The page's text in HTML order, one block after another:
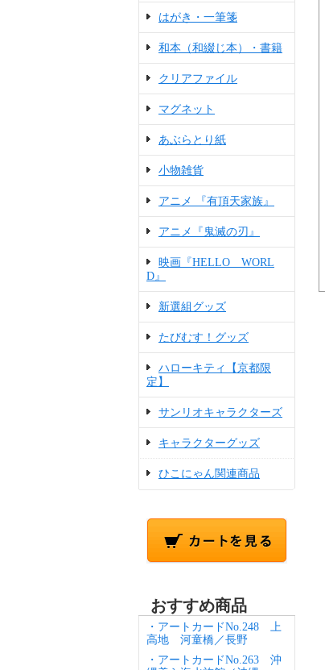
はがき・一筆箋
和本（和綴じ本）・書籍
クリアファイル
マグネット
あぶらとり紙
小物雑貨
アニメ 『有頂天家族』
アニメ『鬼滅の刃』
映画『HELLO WORL
D』
新選組グッズ
たびむす！グッズ
ハローキティ【京都限
定】
サンリオキャラクターズ
キャラクターグッズ
ひこにゃん関連商品
おすすめ商品
・アートカードNo.248 上
高地 河童橋／長野
・アートカードNo.263 沖